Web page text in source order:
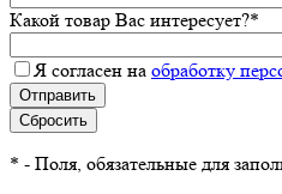
Какой товар Вас интересует?*
Я согласен на обработку
* - Поля, обязательные для